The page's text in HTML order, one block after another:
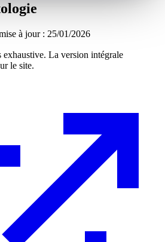
à jour : 25/01/2026
exhaustive. La version intégrale
le site.